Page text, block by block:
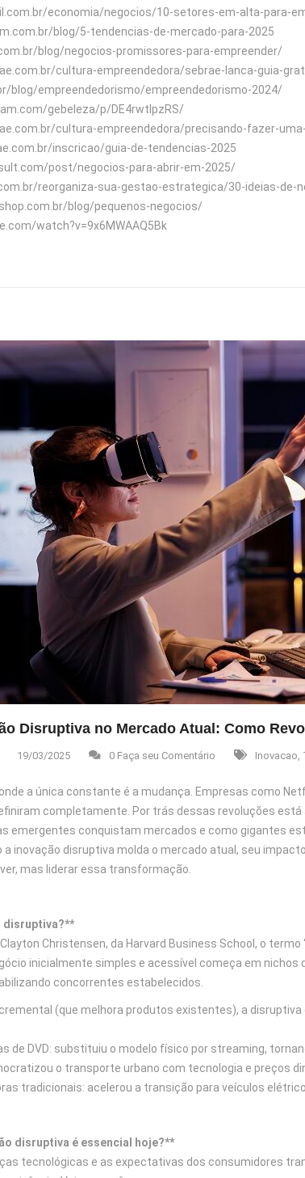
economia/negocios/10-setores-em-alta-para-
blog/5-tendencias-de-mercado-para-2025
blog/negocios-promissores-para-empreender/
cultura-empreendedora/sebrae-lanca-guia-
blog/empreendedorismo/empreendedorismo-2024/
gebeleza/p/DE4rwtIpzRS/
cultura-empreendedora/precisando-fazer-
inscricao/guia-de-tendencias-2025
post/negocios-para-abrir-em-2025/
reorganiza-sua-gestao-estrategica/30-ideias-de-
blog/pequenos-negocios/
watch?v=9x6MWAAQ5Bk
Disruptiva no Mercado Atual: Como
19/03/2025 0 Faça seu Comentário Inovacao,
a única constante é a mudança. Empresas como
completamente. Por trás dessas revoluções
emergentes conquistam mercados e como gigantes
a inovação disruptiva molda o mercado atual, seu
mas liderar essa transformação.
disruptiva?**
Christensen, da Harvard Business School, o
inicialmente simples e acessível começa em
concorrentes estabelecidos.
(que melhora produtos existentes), a
de DVD: substituiu o modelo físico por streaming,
o transporte urbano com tecnologia e preços
tradicionais: acelerou a transição para veículos
disruptiva é essencial hoje?**
tecnológicas e as expectativas dos consumidores